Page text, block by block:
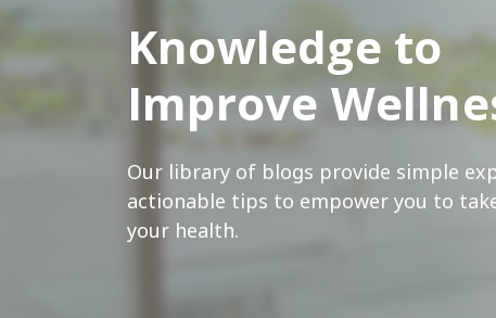
Knowledge to
Improve
Our library of blogs provide simple
actionable tips to empower you to
your health.